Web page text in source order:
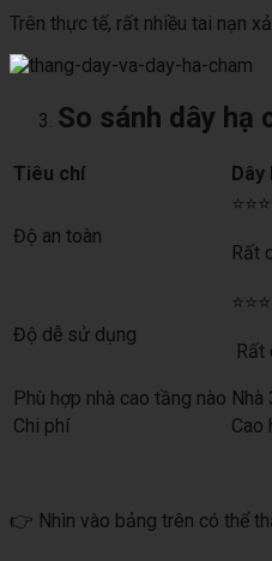
Trên thực tế, rất nhiều tai nạn
So sánh dây hạ
Tiêu chí Dây
Độ an toàn
Rất
Độ dễ sử dụng
Rất
Phù hợp nhà cao tầng nào Nhà
Chi phí
Cao
👉 Nhìn vào bảng trên có thể